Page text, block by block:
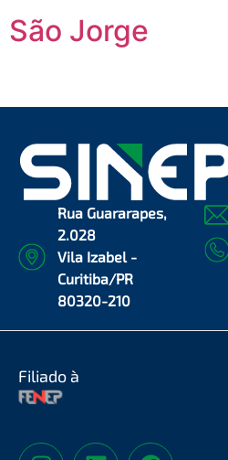
São Jorge
Rua Guararapes,
2.028
Vila Izabel -
Curitiba/PR
80320-210
Filiado à